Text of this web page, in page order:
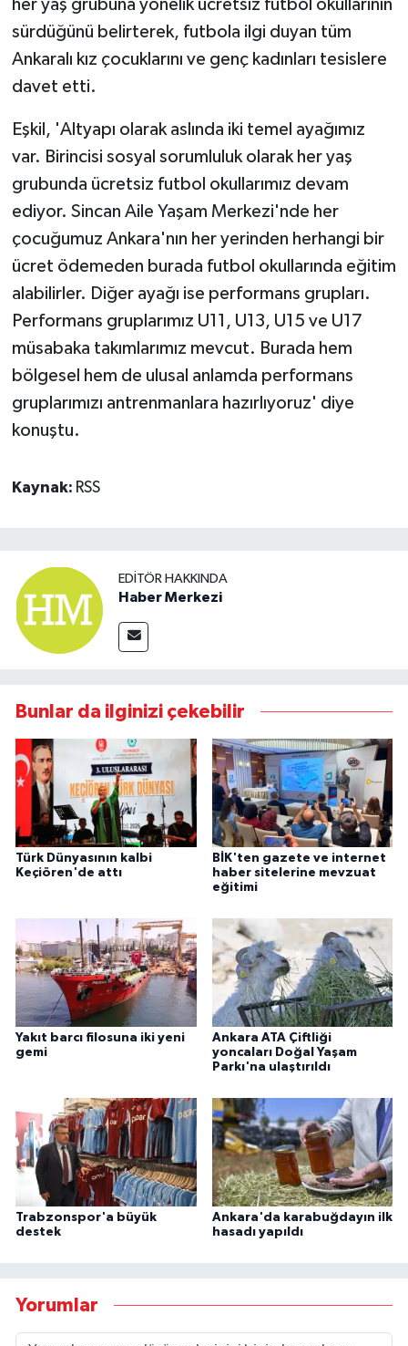
her yaş grubuna yönelik ücretsiz futbol okullarının
sürdüğünü belirterek, futbola ilgi duyan tüm
Ankaralı kız çocuklarını ve genç kadınları tesislere
davet etti.
Eşkil, 'Altyapı olarak aslında iki temel ayağımız
var. Birincisi sosyal sorumluluk olarak her yaş
grubunda ücretsiz futbol okullarımız devam
ediyor. Sincan Aile Yaşam Merkezi'nde her
çocuğumuz Ankara'nın her yerinden herhangi bir
ücret ödemeden burada futbol okullarında eğitim
alabilirler. Diğer ayağı ise performans grupları.
Performans gruplarımız U11, U13, U15 ve U17
müsabaka takımlarımız mevcut. Burada hem
bölgesel hem de ulusal anlamda performans
gruplarımızı antrenmanlara hazırlıyoruz' diye
konuştu.
Kaynak: RSS
EDITÖR HAKKINDA
Haber Merkezi
Bunlar da ilginizi çekebilir
Türk Dünyasının kalbi
Keçiören'de attı
BİK'ten gazete ve internet
haber sitelerine mevzuat
eğitimi
Yakıt barcı filosuna iki yeni
gemi
Ankara ATA Çiftliği
yoncaları Doğal Yaşam
Parkı'na ulaştırıldı
Trabzonspor'a büyük
destek
Ankara'da karabuğdayın ilk
hasadı yapıldı
Yorumlar